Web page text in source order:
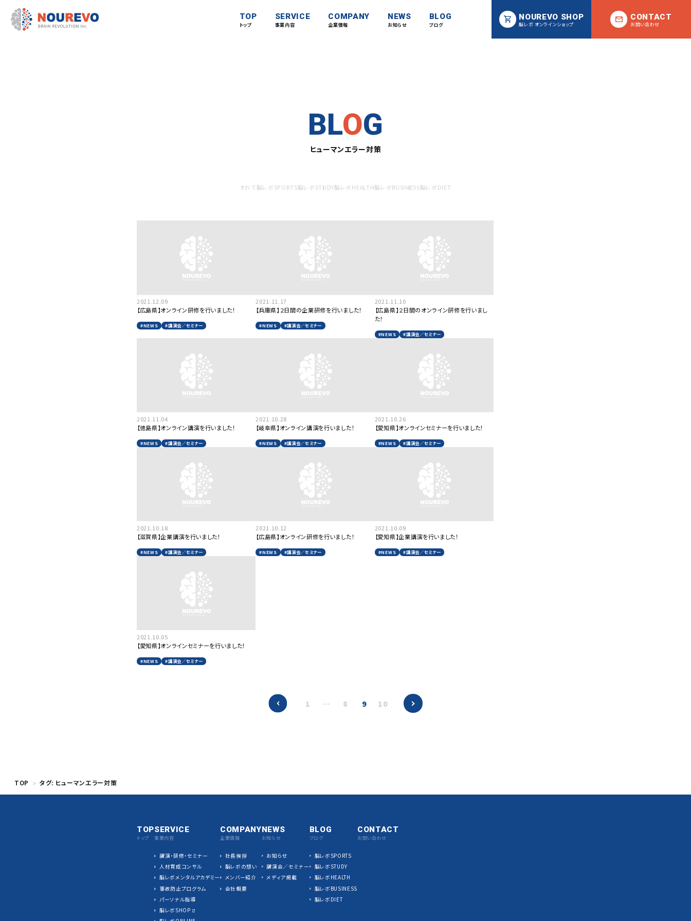
TOP
トップ
SERVICE
事業内容
COMPANY
企業情報
NEWS
お知らせ
BLOG
ブログ
NOUREVO SHOP
脳レボ オンラインショップ
CONTACT
お問い合わせ
BLOG
ヒューマンエラー対策
すべて 脳レボSPORTS脳レボSTUDY脳レボHEALTH脳レボBUSINESS脳レボDIET
2021.12.09
【広島県】オンライン研修を行いました！
#NEWS #講演会／セミナー
2021.11.17
【兵庫県】２日間の企業研修を行いました！
#NEWS #講演会／セミナー
2021.11.10
【広島県】２日間のオンライン研修を行いまし
た！
#NEWS #講演会／セミナー
2021.11.04
【徳島県】オンライン講演を行いました！
#NEWS #講演会／セミナー
2021.10.28
【岐阜県】オンライン講演を行いました！
#NEWS #講演会／セミナー
2021.10.26
【愛知県】オンラインセミナーを行いました！
#NEWS #講演会／セミナー
2021.10.18
【滋賀県】企業講演を行いました！
#NEWS #講演会／セミナー
2021.10.12
【広島県】オンライン研修を行いました！
#NEWS #講演会／セミナー
2021.10.09
【愛知県】企業講演を行いました！
#NEWS #講演会／セミナー
2021.10.05
【愛知県】オンラインセミナーを行いました！
#NEWS #講演会／セミナー
1 … 8 9 10
TOP タグ: ヒューマンエラー対策
TOP
トップ
SERVICE
事業内容
講演・研修・セミナー
人材育成コンサル
脳レボメンタルアカデミー
事故防止プログラム
パーソナル指導
脳レボSHOP
COMPANY
企業情報
社長挨拶
脳レボの想い
メンバー紹介
会社概要
NEWS
お知らせ
お知らせ
講演会／セミナー
メディア掲載
BLOG
ブログ
脳レボSPORTS
脳レボSTUDY
脳レボHEALTH
脳レボBUSINESS
脳レボDIET
CONTACT
お問い合わせ